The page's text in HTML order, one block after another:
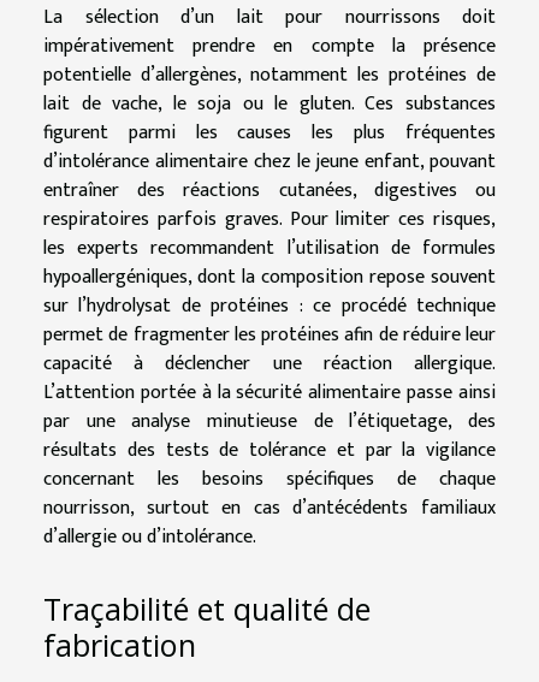
La sélection d’un lait pour nourrissons doit
impérativement prendre en compte la présence
potentielle d’allergènes, notamment les protéines de
lait de vache, le soja ou le gluten. Ces substances
figurent parmi les causes les plus fréquentes
d’intolérance alimentaire chez le jeune enfant, pouvant
entraîner des réactions cutanées, digestives ou
respiratoires parfois graves. Pour limiter ces risques,
les experts recommandent l’utilisation de formules
hypoallergéniques, dont la composition repose souvent
sur l’hydrolysat de protéines : ce procédé technique
permet de fragmenter les protéines afin de réduire leur
capacité à déclencher une réaction allergique.
L’attention portée à la sécurité alimentaire passe ainsi
par une analyse minutieuse de l’étiquetage, des
résultats des tests de tolérance et par la vigilance
concernant les besoins spécifiques de chaque
nourrisson, surtout en cas d’antécédents familiaux
d’allergie ou d’intolérance.
Traçabilité et qualité de
fabrication